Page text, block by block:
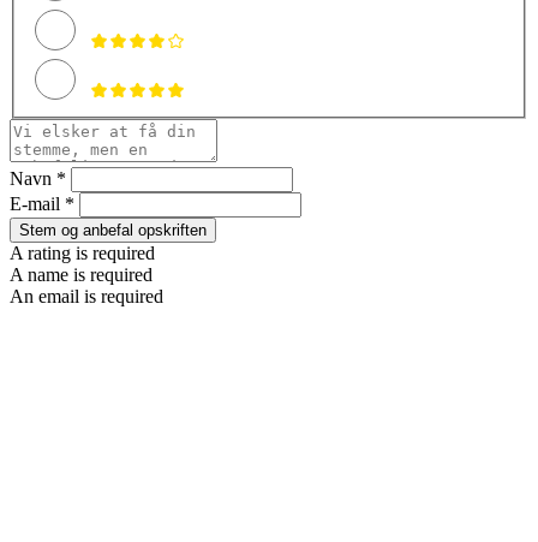
Navn *
E-mail *
Stem og anbefal opskriften
A rating is required
A name is required
An email is required